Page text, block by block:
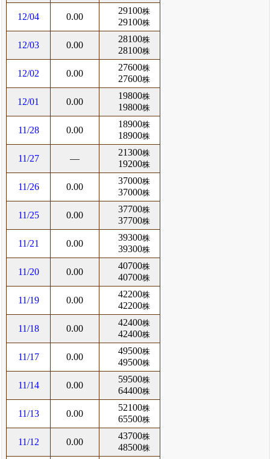
12/04 0.00
29100株
29100株
12/03 0.00
28100株
28100株
12/02 0.00
27600株
27600株
12/01 0.00
19800株
19800株
11/28 0.00
18900株
18900株
11/27 ―
21300株
19200株
11/26 0.00
37000株
37000株
11/25 0.00
37700株
37700株
11/21 0.00
39300株
39300株
11/20 0.00
40700株
40700株
11/19 0.00
42200株
42200株
11/18 0.00
42400株
42400株
11/17 0.00
49500株
49500株
11/14 0.00
59500株
64400株
11/13 0.00
52100株
65500株
11/12 0.00
43700株
48500株